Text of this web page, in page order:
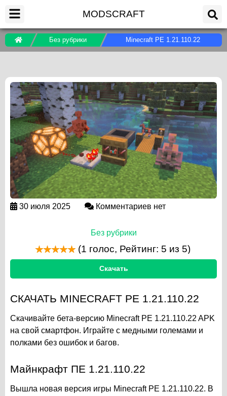
MODSCRAFT
Без рубрики Minecraft PE 1.21.110.22
30 июля 2025 Комментариев нет
Без рубрики
(1 голос, Рейтинг: 5 из 5)
Скачать
СКАЧАТЬ MINECRAFT PE 1.21.110.22
Скачивайте бета-версию Minecraft PE 1.21.110.22 APK
на свой смартфон. Играйте с медными големами и
полками без ошибок и багов.
Майнкрафт ПЕ 1.21.110.22
Вышла новая версия игры Minecraft PE 1.21.110.22. В